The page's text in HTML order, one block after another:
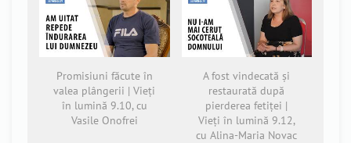
Promisiuni făcute în
valea plângerii | Vieți
în lumină 9.10, cu
Vasile Onofrei
A fost vindecată și
restaurată după
pierderea fetiței |
Vieți în lumină 9.12,
cu Alina-Maria Novac